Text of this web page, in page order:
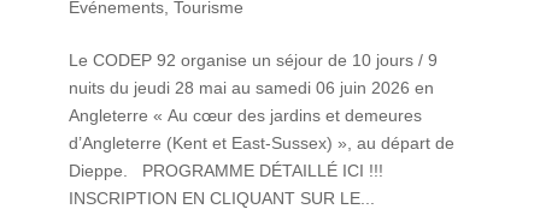
Événements, Tourisme
Le CODEP 92 organise un séjour de 10 jours / 9
nuits du jeudi 28 mai au samedi 06 juin 2026 en
Angleterre « Au cœur des jardins et demeures
d’Angleterre (Kent et East-Sussex) », au départ de
Dieppe. PROGRAMME DÉTAILLÉ ICI !!!
INSCRIPTION EN CLIQUANT SUR LE...